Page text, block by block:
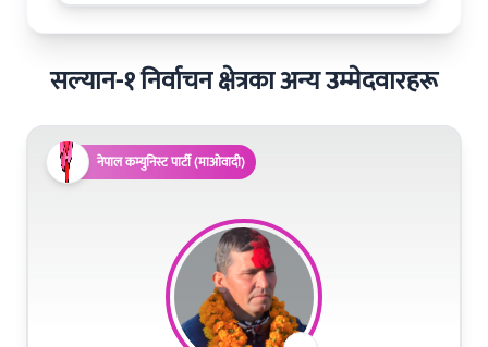
सल्यान-१ निर्वाचन क्षेत्रका अन्य उम्मेदवारहरू
नेपाल कम्युनिस्ट पार्टी (माओवादी)